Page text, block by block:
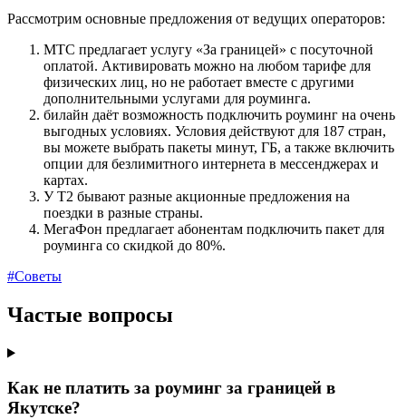
Рассмотрим основные предложения от ведущих операторов:
МТС предлагает услугу «За границей» с посуточной
оплатой. Активировать можно на любом тарифе для
физических лиц, но не работает вместе с другими
дополнительными услугами для роуминга.
билайн даёт возможность подключить роуминг на очень
выгодных условиях. Условия действуют для 187 стран,
вы можете выбрать пакеты минут, ГБ, а также включить
опции для безлимитного интернета в мессенджерах и
картах.
У Т2 бывают разные акционные предложения на
поездки в разные страны.
МегаФон предлагает абонентам подключить пакет для
роуминга со скидкой до 80%.
#Советы
Частые вопросы
Как не платить за роуминг за границей в
Якутске?